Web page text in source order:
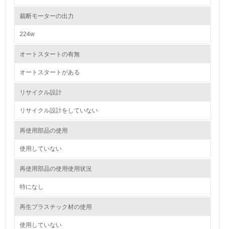
かしている
従業員が環境方針に基づいて自分の業務の中で行うべき環
→ 導入している規格名 ISO14001
第三者認証を取得している
2.環境への取り組み
資源・エネルギー
裁断モーターの出力
224w
オートスタートの有無
オートスタートがある
リサイクル設計
リサイクル設計をしていない
再使用部品の使用
使用していない
再使用部品の使用使用状況
特になし
再生プラスチック材の使用
使用していない